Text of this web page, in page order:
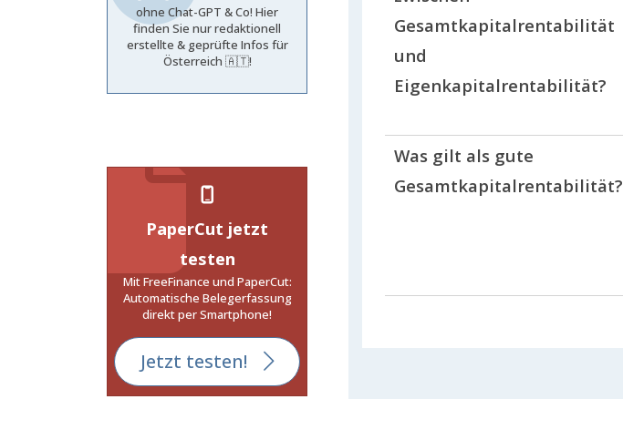
ohne Chat-GPT & Co! Hier
finden Sie nur redaktionell
erstellte & geprüfte Infos für
Österreich 🇦🇹!
PaperCut jetzt
testen
Mit FreeFinance und PaperCut:
Automatische Belegerfassung
direkt per Smartphone!
Jetzt testen!
Gesamtkapitalrentabilität
und
Eigenkapitalrentabilität?
Was gilt als gute
Gesamtkapitalrentabilität?